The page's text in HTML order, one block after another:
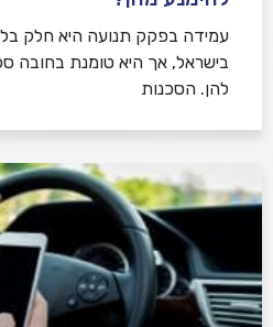
עמידה בפקק תנועה היא חלק
בישראל, אך היא טומנת בחובה
להן. הסכנות